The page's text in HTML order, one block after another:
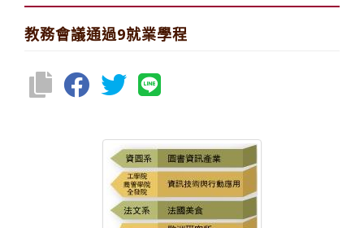
教務會議通過9就業學程